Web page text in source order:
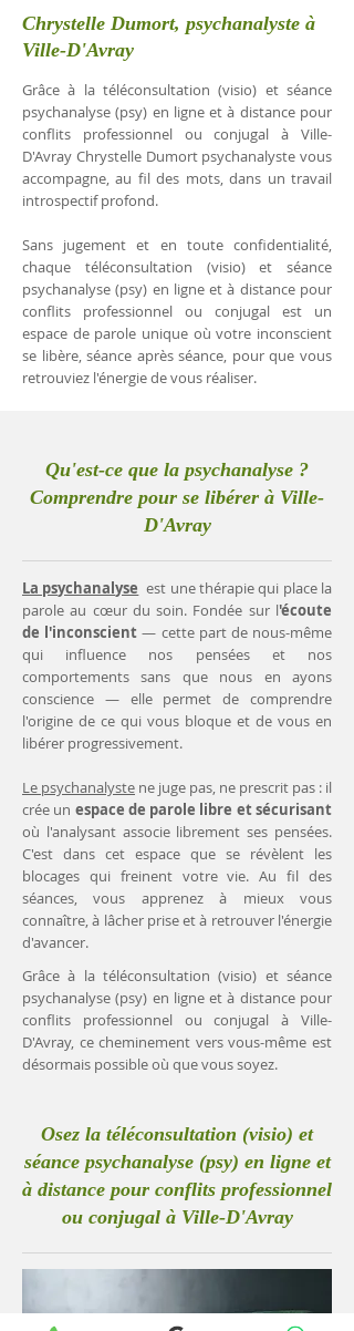
Chrystelle Dumort, psychanalyste à
Ville-D'Avray
Grâce à la téléconsultation (visio) et séance
psychanalyse (psy) en ligne et à distance pour
conflits professionnel ou conjugal à Ville-
D'Avray Chrystelle Dumort psychanalyste vous
accompagne, au fil des mots, dans un travail
introspectif profond.
Sans jugement et en toute confidentialité,
chaque téléconsultation (visio) et séance
psychanalyse (psy) en ligne et à distance pour
conflits professionnel ou conjugal est un
espace de parole unique où votre inconscient
se libère, séance après séance, pour que vous
retrouviez l'énergie de vous réaliser.
Qu'est-ce que la psychanalyse ?
Comprendre pour se libérer à Ville-
D'Avray
La psychanalyse est une thérapie qui place la
parole au cœur du soin. Fondée sur l'écoute
de l'inconscient— cette part de nous-même
qui influence nos pensées et nos
comportements sans que nous en ayons
conscience — elle permet de comprendre
l'origine de ce qui vous bloque et de vous en
libérer progressivement.
Le psychanalyste ne juge pas, ne prescrit pas : il
crée un espace de parole libre et sécurisant
où l'analysant associe librement ses pensées.
C'est dans cet espace que se révèlent les
blocages qui freinent votre vie. Au fil des
séances, vous apprenez à mieux vous
connaître, à lâcher prise et à retrouver l'énergie
d'avancer.
Grâce à la téléconsultation (visio) et séance
psychanalyse (psy) en ligne et à distance pour
conflits professionnel ou conjugal à Ville-
D'Avray, ce cheminement vers vous-même est
désormais possible où que vous soyez.
Osez la téléconsultation (visio) et
séance psychanalyse (psy) en ligne et
à distance pour conflits professionnel
ou conjugal à Ville-D'Avray